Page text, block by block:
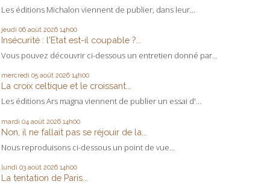
Les éditions Michalon viennent de publier, dans leur...
jeudi 06 août 2026 14h00
Insécurité : l'Etat est-il coupable ?...
Vous pouvez découvrir ci-dessous un entretien donné par...
mercredi 05 août 2026 14h00
La croix celtique et le croissant...
Les éditions Ars magna viennent de publier un essai d'...
mardi 04 août 2026 14h00
Non, il ne fallait pas se réjouir de la...
Nous reproduisons ci-dessous un point de vue...
lundi 03 août 2026 14h00
La tentation de Paris...